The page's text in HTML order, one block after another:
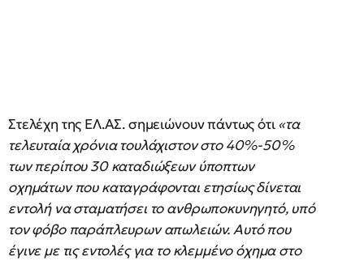
Στελέχη της ΕΛ.ΑΣ. σημειώνουν πάντως ότι«τα
τελευταία χρόνια τουλάχιστον στο 40%-50%
των περίπου 30 καταδιώξεων ύποπτων
οχημάτων που καταγράφονται ετησίως δίνεται
εντολή να σταματήσει το ανθρωποκυνηγητό, υπό
τον φόβο παράπλευρων απωλειών. Αυτό που
έγινε με τις εντολές για το κλεμμένο όχημα στο